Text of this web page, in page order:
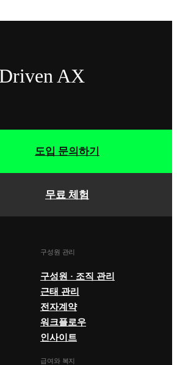
AX
무료 체험
도입 문의하기
구성원 관리
구성원 · 조직 관리
근태 관리
전자계약
워크플로우
인사이트
급여와 복지